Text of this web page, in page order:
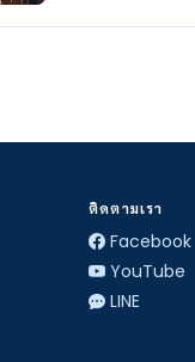
ติดตามเรา
Facebook
YouTube
LINE